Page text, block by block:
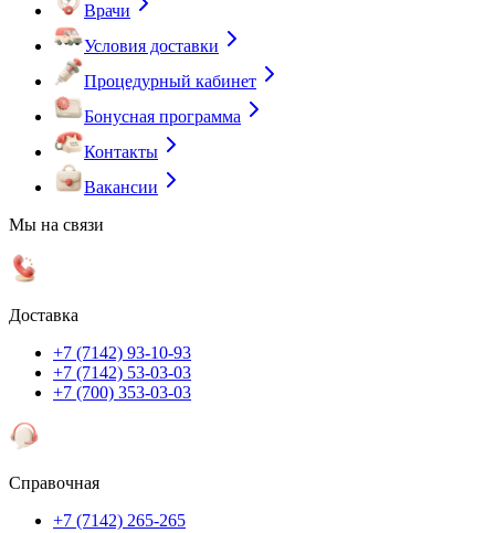
Врачи
Условия доставки
Процедурный кабинет
Бонусная программа
Контакты
Вакансии
Мы на связи
Доставка
+7 (7142) 93-10-93
+7 (7142) 53-03-03
+7 (700) 353-03-03
Справочная
+7 (7142) 265-265